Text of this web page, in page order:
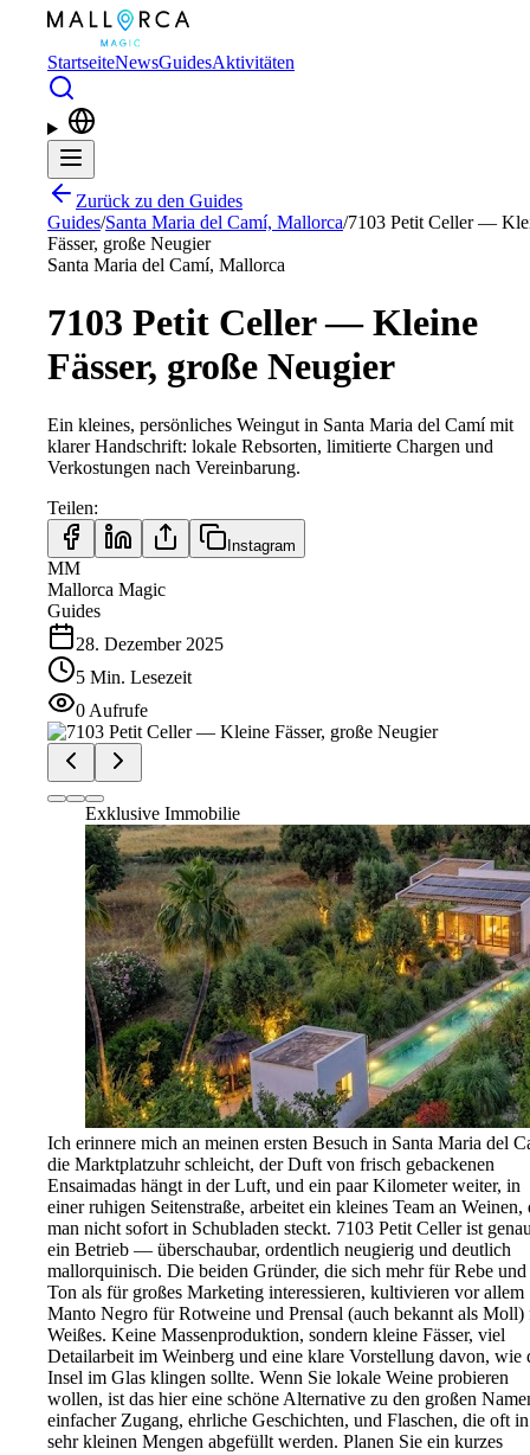
Zum Hauptinhalt springen
StartseiteNewsGuidesAktivitäten
Zurück zu den Guides
Guides/Santa Maria del Camí, Mallorca/7103 Petit Celler —
Fässer, große Neugier
Santa Maria del Camí, Mallorca
7103 Petit Celler — Kleine
Fässer, große Neugier
Ein kleines, persönliches Weingut in Santa Maria del Camí mit
klarer Handschrift: lokale Rebsorten, limitierte Chargen und
Verkostungen nach Vereinbarung.
Teilen:
Instagram
MM
Mallorca Magic
Guides
28. Dezember 2025
5 Min. Lesezeit
0 Aufrufe
Exklusive Immobilie
Ich erinnere mich an meinen ersten Besuch in Santa Maria del
die Marktplatzuhr schleicht, der Duft von frisch gebackenen
Ensaimadas hängt in der Luft, und ein paar Kilometer weiter, in
einer ruhigen Seitenstraße, arbeitet ein kleines Team an Weinen,
man nicht sofort in Schubladen steckt. 7103 Petit Celler ist
ein Betrieb — überschaubar, ordentlich neugierig und deutlich
mallorquinisch. Die beiden Gründer, die sich mehr für Rebe und
Ton als für großes Marketing interessieren, kultivieren vor allem
Manto Negro für Rotweine und Prensal (auch bekannt als Moll)
Weißes. Keine Massenproduktion, sondern kleine Fässer, viel
Detailarbeit im Weinberg und eine klare Vorstellung davon, wie
Insel im Glas klingen sollte. Wenn Sie lokale Weine probieren
wollen, ist das hier eine schöne Alternative zu den großen
einfacher Zugang, ehrliche Geschichten, und Flaschen, die oft in
sehr kleinen Mengen abgefüllt werden. Planen Sie ein kurzes